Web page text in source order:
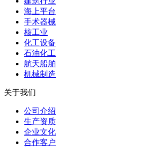
海上平台
手术器械
核工业
化工设备
石油化工
航天船舶
机械制造
关于我们
公司介绍
生产资质
企业文化
合作客户